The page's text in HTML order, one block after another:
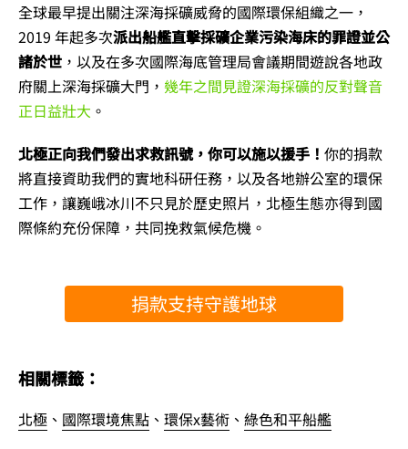
全球最早提出關注深海採礦威脅的國際環保組織之一，
2019 年起多次派出船艦直擊採礦企業污染海床的罪證並公
諸於世 ，以及在多次國際海底管理局會議期間遊說各地政
府關上深海採礦大門， 幾年之間見證深海採礦的反對聲音
正日益壯大 。
北極正向我們發出求救訊號，你可以施以援手！ 你的捐款
將直接資助我們的實地科研任務，以及各地辦公室的環保
工作，讓巍峨冰川不只見於歷史照片，北極生態亦得到國
際條約充份保障，共同挽救氣候危機。
捐款支持守護地球
相關標籤：
北極 、 國際環境焦點 、 環保x藝術 、 綠色和平船艦